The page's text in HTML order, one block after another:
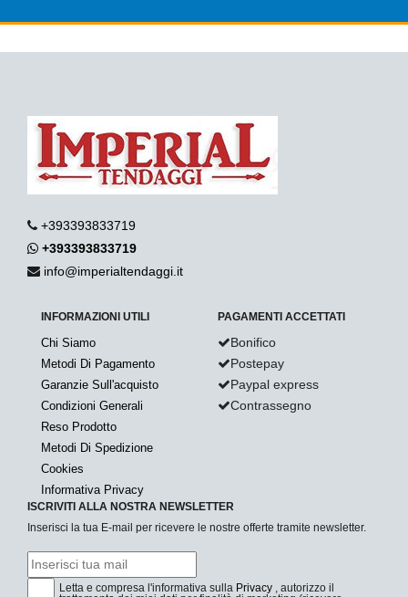
+393393833719
+393393833719
info@imperialtendaggi.it
INFORMAZIONI UTILI
Chi Siamo
Metodi Di Pagamento
Garanzie Sull'acquisto
Condizioni Generali
Reso Prodotto
Metodi Di Spedizione
Cookies
Informativa Privacy
PAGAMENTI ACCETTATI
Bonifico
Postepay
Paypal express
Contrassegno
ISCRIVITI ALLA NOSTRA NEWSLETTER
Inserisci la tua E-mail per ricevere le nostre offerte tramite newsletter.
Letta e compresa l'informativa sulla Privacy , autorizzo il